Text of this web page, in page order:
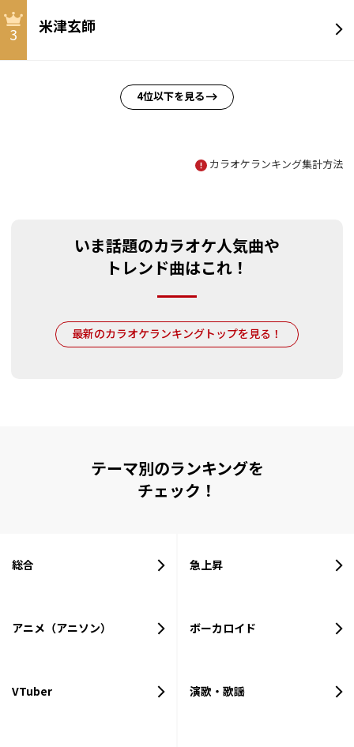
3
米津玄師
4位以下を見る
カラオケランキング集計方法
いま話題のカラオケ人気曲や
トレンド曲はこれ！
最新のカラオケランキングトップを見る！
テーマ別のランキングを
チェック！
総合 急上昇
アニメ（アニソン） ボーカロイド
VTuber 演歌・歌謡